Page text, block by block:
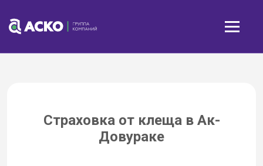
Страховка от клеща в Ак-
Довураке